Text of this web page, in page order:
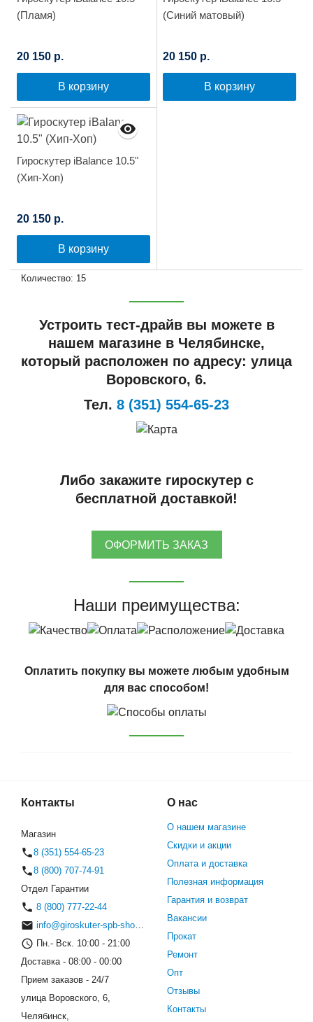
(Пламя)
20 150 р.
В корзину
(Синий матовый)
20 150 р.
В корзину
Гироскутер iBalance 10.5"
(Хип-Хоп)
20 150 р.
В корзину
Количество: 15
Устроить тест-драйв вы можете в
нашем магазине в Челябинске,
который расположен по адресу: улица
Воровского, 6.
Тел. 8 (351) 554-65-23
Либо закажите гироскутер с
бесплатной доставкой!
ОФОРМИТЬ ЗАКАЗ
Наши преимущества:
Оплатить покупку вы можете любым удобным
для вас способом!
Контакты
Магазин
8 (351) 554-65-23
8 (800) 707-74-91
Отдел Гарантии
8 (800) 777-22-44
info@giroskuter-spb-shop.ru
Пн.- Вск. 10:00 - 21:00
Доставка - 08:00 - 00:00
Прием заказов - 24/7
улица Воровского, 6,
Челябинск,
О нас
О нашем магазине
Скидки и акции
Оплата и доставка
Полезная информация
Гарантия и возврат
Вакансии
Прокат
Ремонт
Опт
Отзывы
Контакты